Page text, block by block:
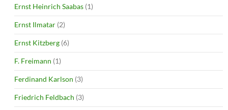
Ernst Heinrich Saabas (1)
Ernst Ilmatar (2)
Ernst Kitzberg (6)
F. Freimann (1)
Ferdinand Karlson (3)
Friedrich Feldbach (3)